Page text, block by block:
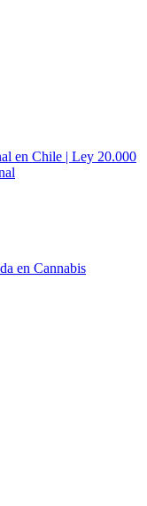
en Chile | Ley 20.000
en Cannabis